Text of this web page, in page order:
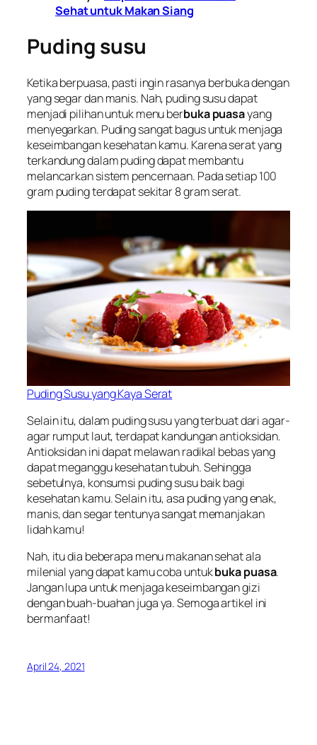
Sehat untuk Makan Siang
Puding susu
Ketika berpuasa, pasti ingin rasanya berbuka dengan
yang segar dan manis. Nah, puding susu dapat
menjadi pilihan untuk menu berbuka puasayang
menyegarkan. Puding sangat bagus untuk menjaga
keseimbangan kesehatan kamu. Karena serat yang
terkandung dalam puding dapat membantu
melancarkan sistem pencernaan. Pada setiap 100
gram puding terdapat sekitar 8 gram serat.
Puding Susu yang Kaya Serat
Selain itu, dalam puding susu yang terbuat dari agar-
agar rumput laut, terdapat kandungan antioksidan.
Antioksidan ini dapat melawan radikal bebas yang
dapat meganggu kesehatan tubuh. Sehingga
sebetulnya, konsumsi puding susu baik bagi
kesehatan kamu. Selain itu, asa puding yang enak,
manis, dan segar tentunya sangat memanjakan
lidah kamu!
Nah, itu dia beberapa menu makanan sehat ala
milenial yang dapat kamu coba untukbuka puasa.
Jangan lupa untuk menjaga keseimbangan gizi
dengan buah-buahan juga ya. Semoga artikel ini
bermanfaat!
April 24, 2021